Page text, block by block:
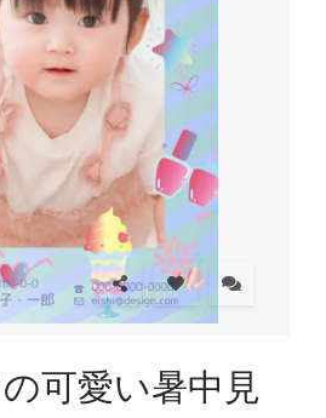
可愛い暑中見